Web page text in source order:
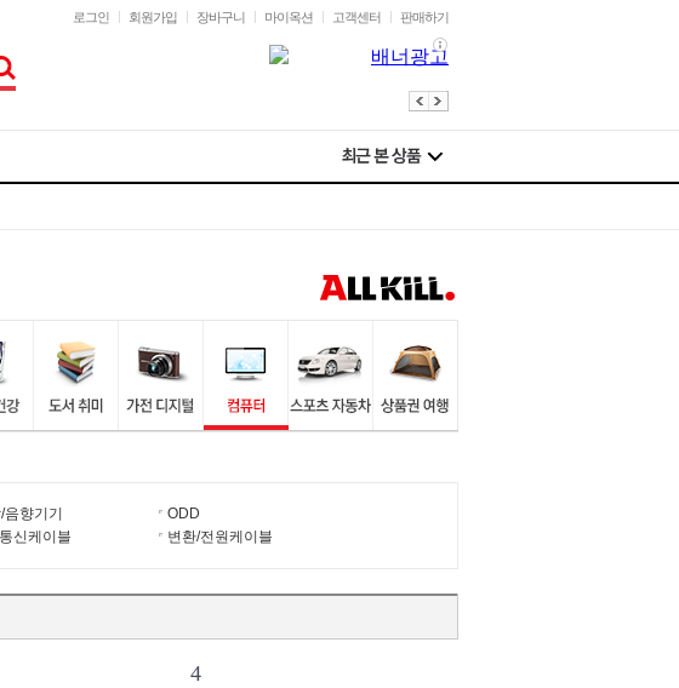
로그인 회원가입 장바구니 마이옥션 고객센터 판매하기
향기기
ODD
신케이블 변환/전원케이블
4